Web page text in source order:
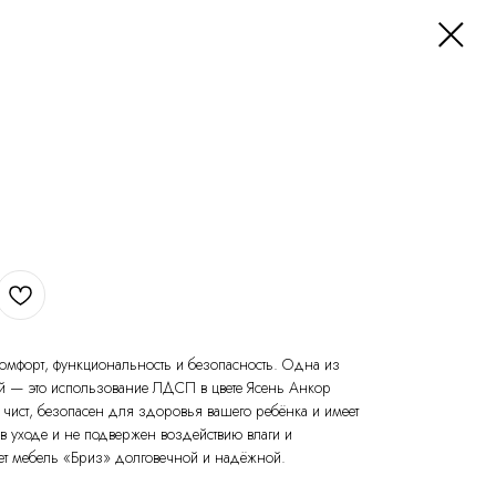
функциональность и безопасность. Одна из
— это использование ЛДСП в цвете Ясень Анкор
чист, безопасен для здоровья вашего ребёнка и имеет
уходе и не подвержен воздействию влаги и
мебель «Бриз» долговечной и надёжной.